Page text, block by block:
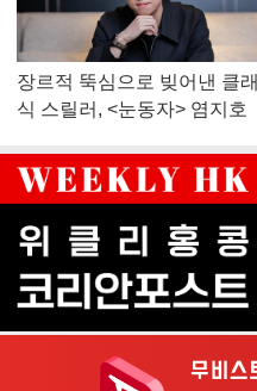
장르적 뚝심으로 빚어낸 클래
식 스릴러, <눈동자> 염지호